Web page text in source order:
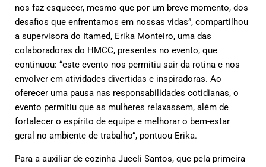
nos faz esquecer, mesmo que por um breve momento, dos
desafios que enfrentamos em nossas vidas”, compartilhou
a supervisora do Itamed, Erika Monteiro, uma das
colaboradoras do HMCC, presentes no evento, que
continuou: “este evento nos permitiu sair da rotina e nos
envolver em atividades divertidas e inspiradoras. Ao
oferecer uma pausa nas responsabilidades cotidianas, o
evento permitiu que as mulheres relaxassem, além de
fortalecer o espírito de equipe e melhorar o bem-estar
geral no ambiente de trabalho”, pontuou Erika.
Para a auxiliar de cozinha Juceli Santos, que pela primeira